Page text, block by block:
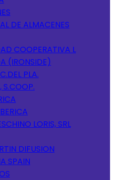
DE ALMACENES
COOPERATIVA L
(IRONSIDE)
PLA.
LORIS, SRL
DIFUSION
SPAIN